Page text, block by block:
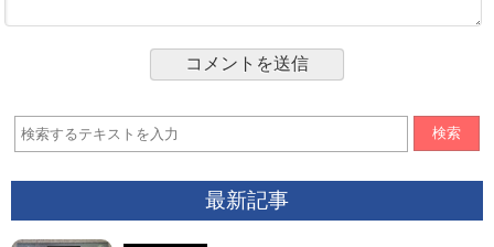
検索
最新記事